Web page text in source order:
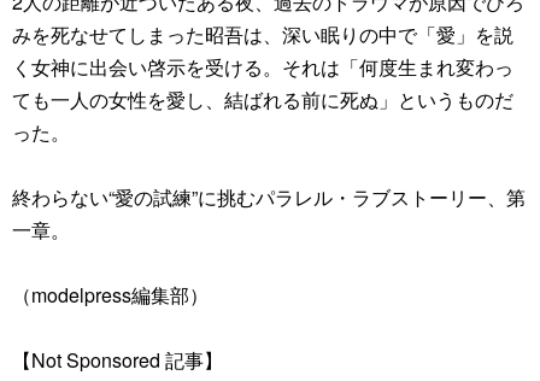
みを死なせてしまった昭吾は、深い眠りの中で「愛」を説
く女神に出会い啓示を受ける。それは「何度生まれ変わっ
ても一人の女性を愛し、結ばれる前に死ぬ」というものだ
った。
終わらない“愛の試練”に挑むパラレル・ラブストーリー、第
一章。
（modelpress編集部）
【Not Sponsored 記事】